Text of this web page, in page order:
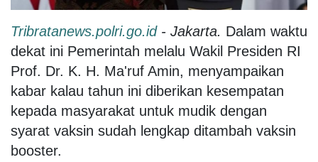
Tribratanews.polri.go.id- Jakarta. Dalam waktu
dekat ini Pemerintah melalu Wakil Presiden RI
Prof. Dr. K. H. Ma'ruf Amin, menyampaikan
kabar kalau tahun ini diberikan kesempatan
kepada masyarakat untuk mudik dengan
syarat vaksin sudah lengkap ditambah vaksin
booster.